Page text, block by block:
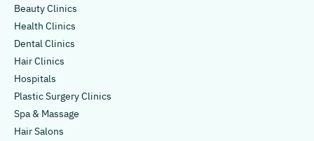
Beauty Clinics
Health Clinics
Dental Clinics
Hair Clinics
Hospitals
Plastic Surgery Clinics
Spa & Massage
Hair Salons